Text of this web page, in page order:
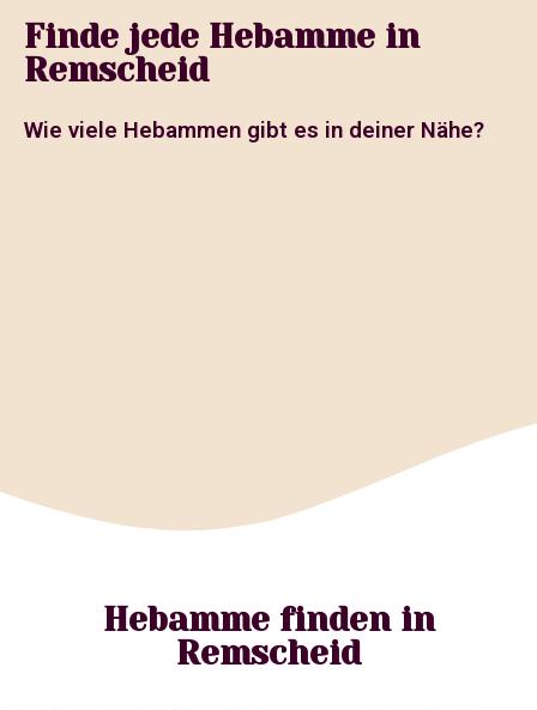
Finde jede Hebamme in
Remscheid
Wie viele Hebammen gibt es in deiner Nähe?
Hebamme finden in
Remscheid